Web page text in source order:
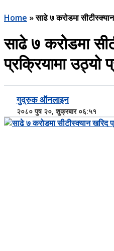
Home »साढे ७ करोडमा
साढे ७ करोडमा
प्रक्रियामा उठ्यो
गुद्रुक ऑनलाइन
२०८० पुष २०, शुक्रबार ०६:५१